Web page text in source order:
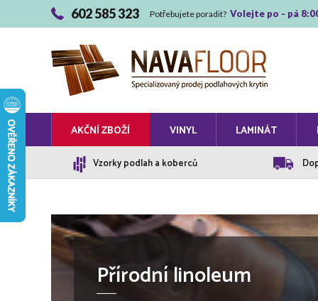
602 585 323 Potřebujete poradit? Volejte po - pá
AKČNÍ ZBOŽÍ VINYL LAMINÁT
Vzorky podlah a koberců
Přírodní linoleum